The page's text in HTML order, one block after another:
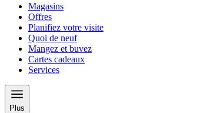
Magasins
Offres
Planifiez votre visite
Quoi de neuf
Mangez et buvez
Cartes cadeaux
Services
Plus